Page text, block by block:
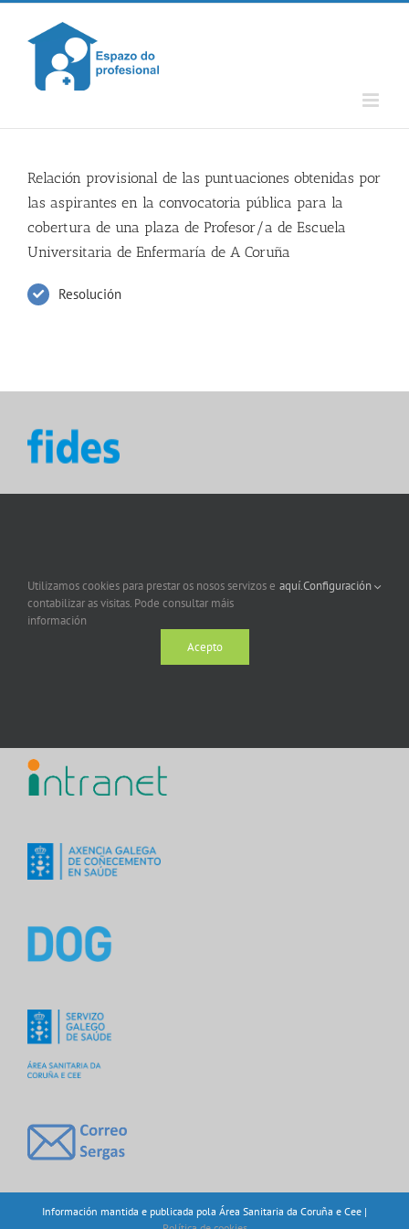
Skip
content
Relación provisional de las puntuaciones obtenidas por
las aspirantes en la convocatoria pública para la
cobertura de una plaza de Profesor/a de Escuela
Universitaria de Enfermaría de A Coruña
Resolución
Información mantida e publicada pola Área Sanitaria da Coruña e Cee |
Utilizamos cookies para prestar os nosos servizos e
contabilizar as visitas. Pode consultar máis
información
aquí.Configuración
Acepto